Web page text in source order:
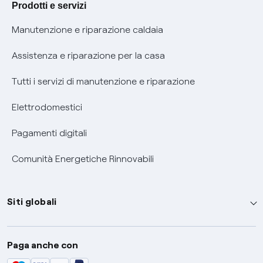
Informativa RAEE
Prodotti e servizi
Manutenzione e riparazione caldaia
Assistenza e riparazione per la casa
Tutti i servizi di manutenzione e riparazione
Elettrodomestici
Pagamenti digitali
Comunità Energetiche Rinnovabili
Siti globali
Enel Group
Enel Green Power
Paga anche con